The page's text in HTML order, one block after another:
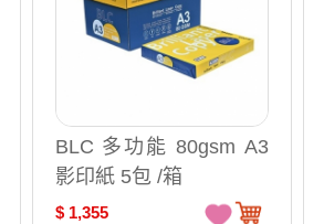
BLC 多功能 80gsm A3
影印紙 5包 /箱
$ 1,355